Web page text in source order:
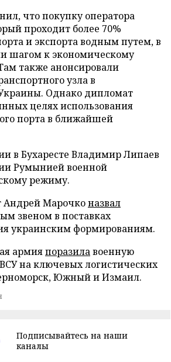
что покупку оператора
проходит более 70%
и экспорта водным путем, в
шагом к экономическому
также анонсировали
узла в
Однако дипломат
целях использования
порта в ближайшей
в Бухаресте Владимир Липаев
Румынией военной
режиму.
Андрей Марочконазвал
звеном в поставках
украинским формированиям.
армияпоразилавоенную
на ключевых логистических
Южный и Измаил.
Подписывайтесь на наши
каналы